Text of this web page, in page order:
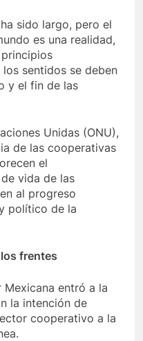
sido largo, pero el
es una realidad,
sentidos se deben
y el fin de las
Unidas (ONU),
de las cooperativas
el
vida de las
al progreso
político de la
frentes
Mexicana entró a la
la intención de
cooperativo a la